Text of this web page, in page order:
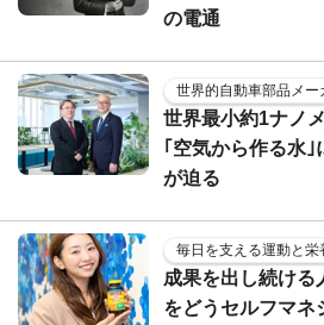
の電通
世界的自動車部品メー
世界最小約1ナノ
｢空気から作る水
が迫る
毎日を支える運動と栄
成果を出し続ける
をどうセルフマネ